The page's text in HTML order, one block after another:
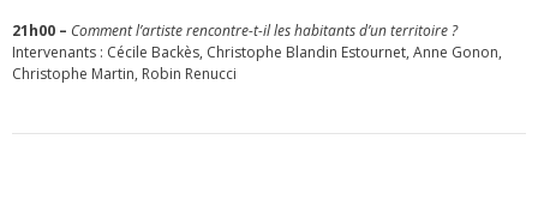
21h00 – Comment l’artiste rencontre-t-il les habitants d’un territoire ?
Intervenants : Cécile Backès, Christophe Blandin Estournet, Anne Gonon,
Christophe Martin, Robin Renucci